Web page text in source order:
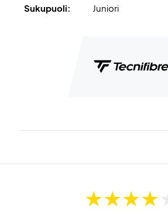
Sukupuoli:
Juniori